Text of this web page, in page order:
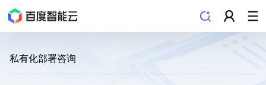
私有化部署咨询